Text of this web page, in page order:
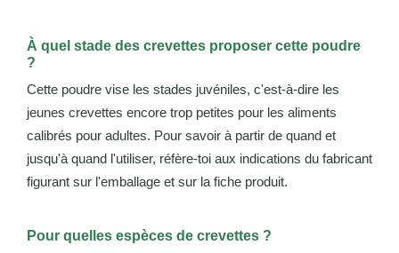
À quel stade des crevettes proposer cette poudre
?
Cette poudre vise les stades juvéniles, c'est-à-dire les
jeunes crevettes encore trop petites pour les aliments
calibrés pour adultes. Pour savoir à partir de quand et
jusqu'à quand l'utiliser, réfère-toi aux indications du fabricant
figurant sur l'emballage et sur la fiche produit.
Pour quelles espèces de crevettes ?